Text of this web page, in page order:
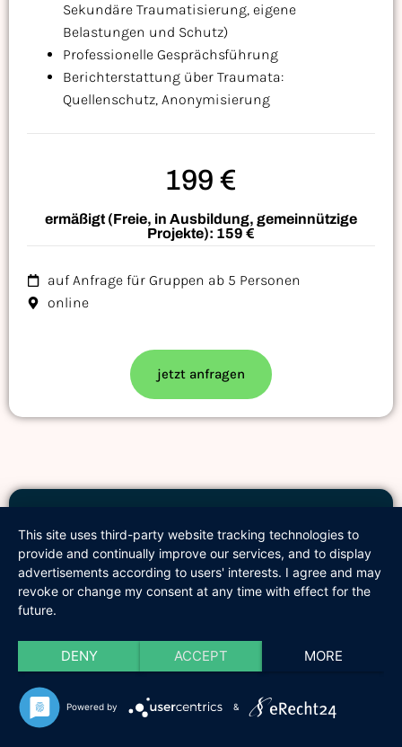
Sekundäre Traumatisierung, eigene
Belastungen und Schutz)
Professionelle Gesprächsführung
Berichterstattung über Traumata:
Quellenschutz, Anonymisierung
199 €
ermäßigt (Freie, in Ausbildung, gemeinnützige
Projekte): 159 €
auf Anfrage für Gruppen ab 5 Personen
online
jetzt anfragen
Backoffice
Vertiefungsworkshop
8 x 45 Minuten
Information und Unterstützung von außen. Der Workshop
klärt, welche Informationen, Vollmachten und Absprachen
This site uses third-party website tracking technologies to
provide and continually improve our services, and to display
advertisements according to users' interests. I agree and may
revoke or change my consent at any time with effect for the
future.
DENY ACCEPT MORE
Powered by &